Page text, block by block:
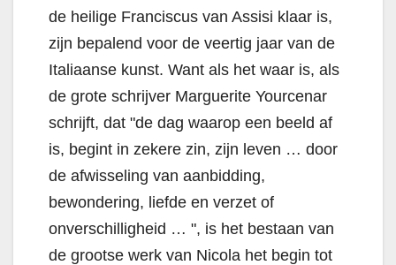
de heilige Franciscus van Assisi klaar is,
zijn bepalend voor de veertig jaar van de
Italiaanse kunst. Want als het waar is, als
de grote schrijver Marguerite Yourcenar
schrijft, dat "de dag waarop een beeld af
is, begint in zekere zin, zijn leven … door
de afwisseling van aanbidding,
bewondering, liefde en verzet of
onverschilligheid … ", is het bestaan ​​van
de grootse werk van Nicola het begin tot